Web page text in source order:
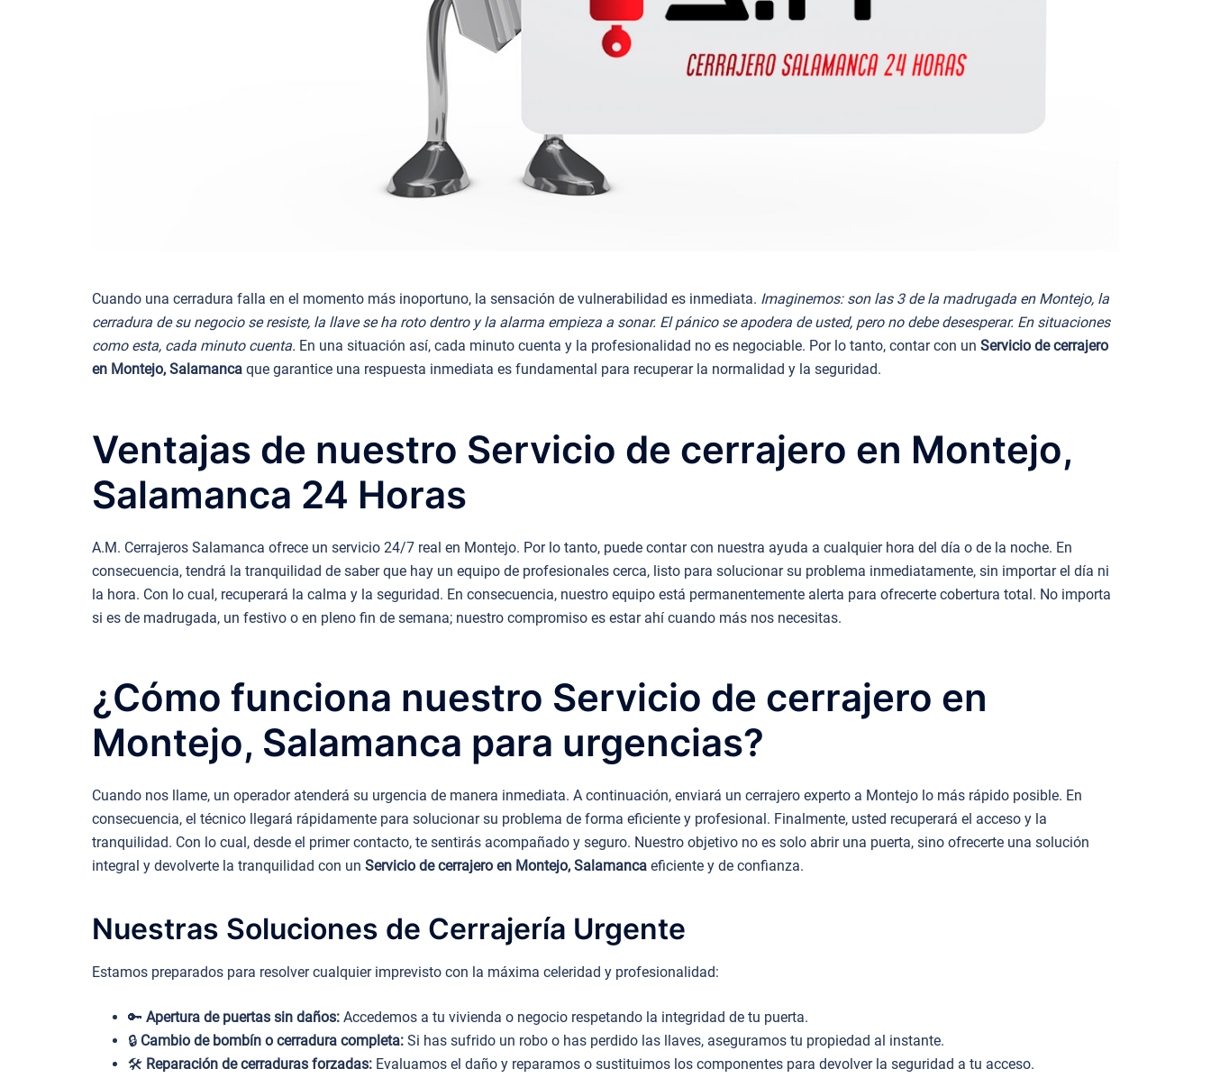
Cuando una cerradura falla en el momento más inoportuno, la sensación de vulnerabilidad es inmediata. Imaginemos: son las 3 de la madrugada en Montejo, la
cerradura de su negocio se resiste, la llave se ha roto dentro y la alarma empieza a sonar. El pánico se apodera de usted, pero no debe desesperar. En situaciones
como esta, cada minuto cuenta. En una situación así, cada minuto cuenta y la profesionalidad no es negociable. Por lo tanto, contar con un Servicio de cerrajero
en Montejo, Salamanca que garantice una respuesta inmediata es fundamental para recuperar la normalidad y la seguridad.
Ventajas de nuestro Servicio de cerrajero en Montejo,
Salamanca 24 Horas
A.M. Cerrajeros Salamanca ofrece un servicio 24/7 real en Montejo. Por lo tanto, puede contar con nuestra ayuda a cualquier hora del día o de la noche. En
consecuencia, tendrá la tranquilidad de saber que hay un equipo de profesionales cerca, listo para solucionar su problema inmediatamente, sin importar el día ni
la hora. Con lo cual, recuperará la calma y la seguridad. En consecuencia, nuestro equipo está permanentemente alerta para ofrecerte cobertura total. No importa
si es de madrugada, un festivo o en pleno fin de semana; nuestro compromiso es estar ahí cuando más nos necesitas.
¿Cómo funciona nuestro Servicio de cerrajero en
Montejo, Salamanca para urgencias?
Cuando nos llame, un operador atenderá su urgencia de manera inmediata. A continuación, enviará un cerrajero experto a Montejo lo más rápido posible. En
consecuencia, el técnico llegará rápidamente para solucionar su problema de forma eficiente y profesional. Finalmente, usted recuperará el acceso y la
tranquilidad. Con lo cual, desde el primer contacto, te sentirás acompañado y seguro. Nuestro objetivo no es solo abrir una puerta, sino ofrecerte una solución
integral y devolverte la tranquilidad con un Servicio de cerrajero en Montejo, Salamanca eficiente y de confianza.
Nuestras Soluciones de Cerrajería Urgente
Estamos preparados para resolver cualquier imprevisto con la máxima celeridad y profesionalidad:
🔑 Apertura de puertas sin daños: Accedemos a tu vivienda o negocio respetando la integridad de tu puerta.
🔒 Cambio de bombín o cerradura completa: Si has sufrido un robo o has perdido las llaves, aseguramos tu propiedad al instante.
🛠️ Reparación de cerraduras forzadas: Evaluamos el daño y reparamos o sustituimos los componentes para devolver la seguridad a tu acceso.